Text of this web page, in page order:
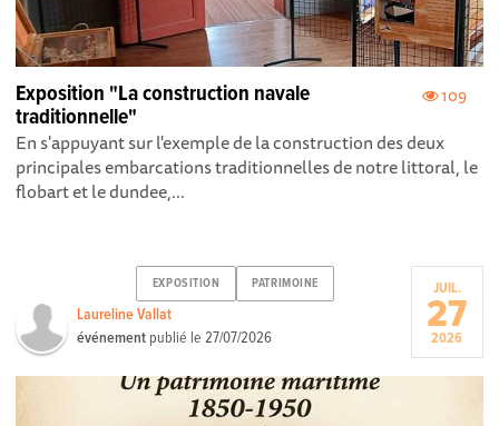
109
Exposition "La construction navale
traditionnelle"
En s'appuyant sur l'exemple de la construction des deux
principales embarcations traditionnelles de notre littoral, le
flobart et le dundee,...
EXPOSITION PATRIMOINE
Laureline Vallat
événement publié le27/07/2026
JUIL.
27
2026